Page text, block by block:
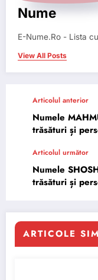
Nume
E-Nume.Ro - Lista
View All Posts
Articolul anterior
Numele
trăsături și
Articolul următor
Numele
trăsături și
ARTICOLE